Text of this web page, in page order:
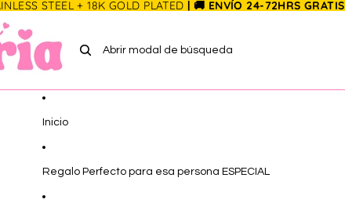
STEEL + 18K GOLD PLATED | 🚚 ENVÍO 24-72HRS GRATIS
Abrir modal de búsqueda
Inicio
Regalo Perfecto para esa persona ESPECIAL